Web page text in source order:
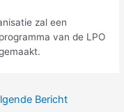
zal een
van de LPO
Bericht